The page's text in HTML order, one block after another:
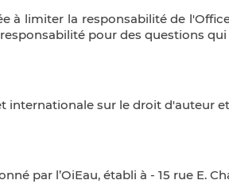
à limiter la responsabilité de
pour des questions
internationale sur le droit d'auteur
par l’OiEau, établi à - 15 rue E.